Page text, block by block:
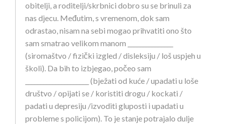
obitelji, a roditelji/skrbnici dobro su se brinuli za
nas djecu. Međutim, s vremenom, dok sam
odrastao, nisam na sebi mogao prihvatiti ono što
sam smatrao velikom manom _______________
(siromaštvo / fizički izgled / disleksiju / loš uspjeh u
školi). Da bih to izbjegao, počeo sam
_____________________ (bježati od kuće / upadati u loše
društvo / opijati se / koristiti drogu / kockati /
padati u depresiju /izvoditi gluposti i upadati u
probleme s policijom). To je stanje potrajalo dulje